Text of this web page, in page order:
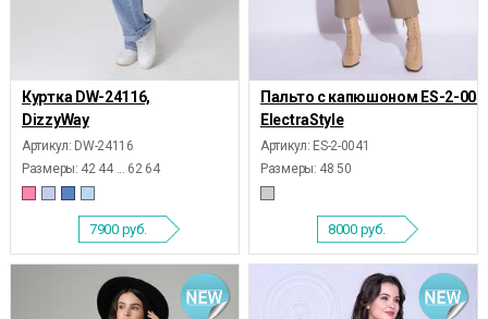
Куртка DW-24116,
DizzyWay
Артикул: DW-24116
Размеры: 42 44 ... 62 64
7900 руб.
Пальто с капюшоном ES-2-
ElectraStyle
Артикул: ES-2-0041
Размеры: 48 50
8000 руб.